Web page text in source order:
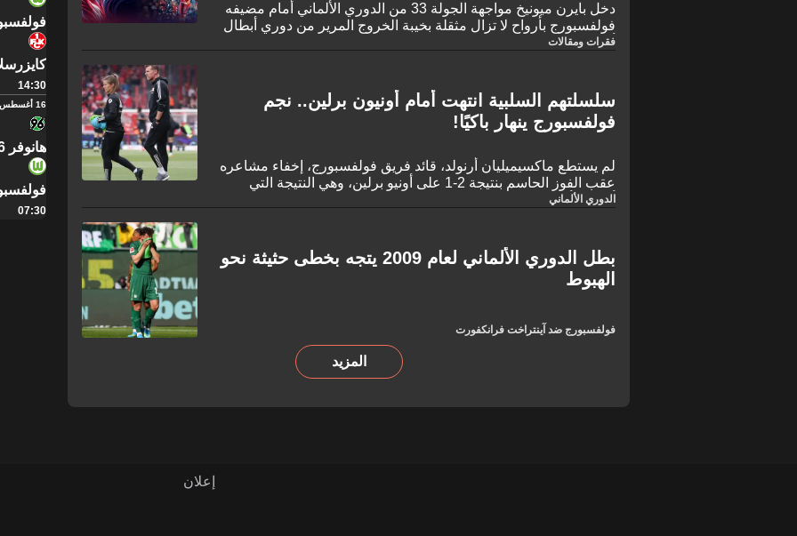
دخل بايرن ميونيخ مواجهة الجولة 33 من الدوري الألماني أمام مضيفه
فولفسبورج بأرواح لا تزال مثقلة بخيبة الخروج المرير من دوري أبطال
أوروبا على يد باريس سان جيرمان.
فقرات ومقالات
سلسلتهم السلبية انتهت أمام أونيون برلين.. نجم
فولفسبورج ينهار باكيًا!
لم يستطع ماكسيميليان أرنولد، قائد فريق فولفسبورج، إخفاء مشاعره
عقب الفوز الحاسم بنتيجة 2-1 على أونيو برلين، وهي النتيجة التي
أوقفت أخيرًا الانزلاق المقلق نحو الهبوط من الدوري الألماني. وعلى
الدوري الألماني
بطل الدوري الألماني لعام 2009 يتجه بخطى حثيثة نحو
الهبوط
فولفسبورج ضد آينتراخت فرانكفورت
المزيد
14:30
16 أغسطس
هانوفر 96
07:30